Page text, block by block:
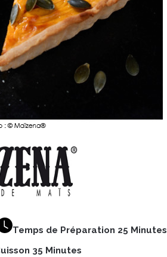
Temps de Préparation 25 Minutes
35 Minutes